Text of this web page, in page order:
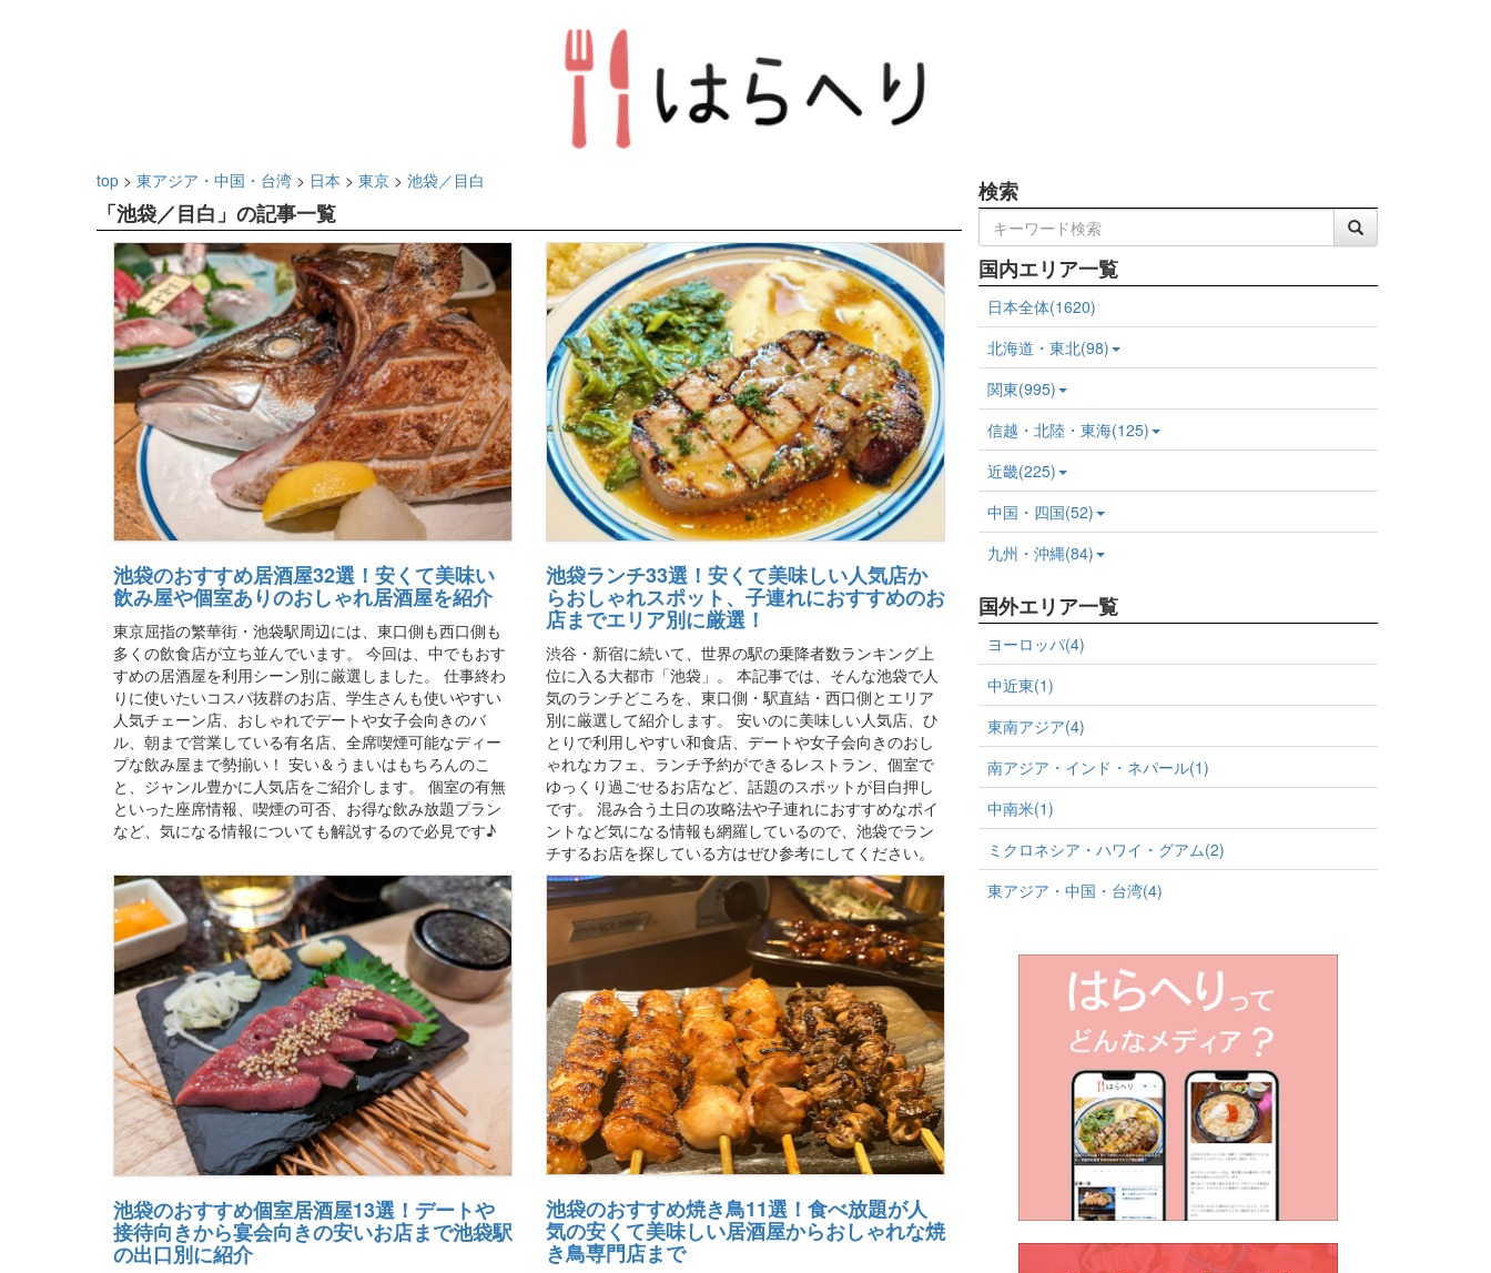
top > 東アジア・中国・台湾 > 日本 > 東京 > 池袋／目白
「池袋／目白」の記事一覧
池袋のおすすめ居酒屋32選！安くて美味い
飲み屋や個室ありのおしゃれ居酒屋を紹介
東京屈指の繁華街・池袋駅周辺には、東口側も西口側も
多くの飲食店が立ち並んでいます。 今回は、中でもおす
すめの居酒屋を利用シーン別に厳選しました。 仕事終わ
りに使いたいコスパ抜群のお店、学生さんも使いやすい
人気チェーン店、おしゃれでデートや女子会向きのバ
ル、朝まで営業している有名店、全席喫煙可能なディー
プな飲み屋まで勢揃い！ 安い＆うまいはもちろんのこ
と、ジャンル豊かに人気店をご紹介します。 個室の有無
といった座席情報、喫煙の可否、お得な飲み放題プラン
など、気になる情報についても解説するので必見です♪
池袋ランチ33選！安くて美味しい人気店か
らおしゃれスポット、子連れにおすすめのお
店までエリア別に厳選！
渋谷・新宿に続いて、世界の駅の乗降者数ランキング上
位に入る大都市「池袋」。 本記事では、そんな池袋で人
気のランチどころを、東口側・駅直結・西口側とエリア
別に厳選して紹介します。 安いのに美味しい人気店、ひ
とりで利用しやすい和食店、デートや女子会向きのおし
ゃれなカフェ、ランチ予約ができるレストラン、個室で
ゆっくり過ごせるお店など、話題のスポットが目白押し
です。 混み合う土日の攻略法や子連れにおすすめなポイ
ントなど気になる情報も網羅しているので、池袋でラン
チするお店を探している方はぜひ参考にしてください。
池袋のおすすめ個室居酒屋13選！デートや
接待向きから宴会向きの安いお店まで池袋駅
の出口別に紹介
池袋のおすすめ焼き鳥11選！食べ放題が人
気の安くて美味しい居酒屋からおしゃれな焼
き鳥専門店まで
検索
国内エリア一覧
日本全体(1620)
北海道・東北(98)
関東(995)
信越・北陸・東海(125)
近畿(225)
中国・四国(52)
九州・沖縄(84)
国外エリア一覧
ヨーロッパ(4)
中近東(1)
東南アジア(4)
南アジア・インド・ネパール(1)
中南米(1)
ミクロネシア・ハワイ・グアム(2)
東アジア・中国・台湾(4)